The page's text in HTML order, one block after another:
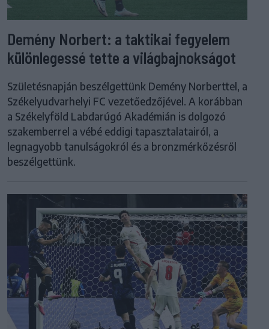
Demény Norbert: a taktikai fegyelem
különlegessé tette a világbajnokságot
Születésnapján beszélgettünk Demény Norberttel, a
Székelyudvarhelyi FC vezetőedzőjével. A korábban
a Székelyföld Labdarúgó Akadémián is dolgozó
szakemberrel a vébé eddigi tapasztalatairól, a
legnagyobb tanulságokról és a bronzmérkőzésről
beszélgettünk.